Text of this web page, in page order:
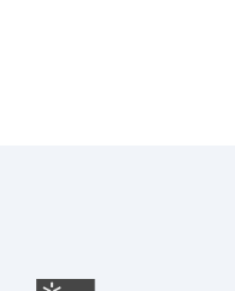
Fundação para a